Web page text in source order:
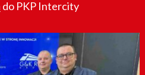
PKP Intercity